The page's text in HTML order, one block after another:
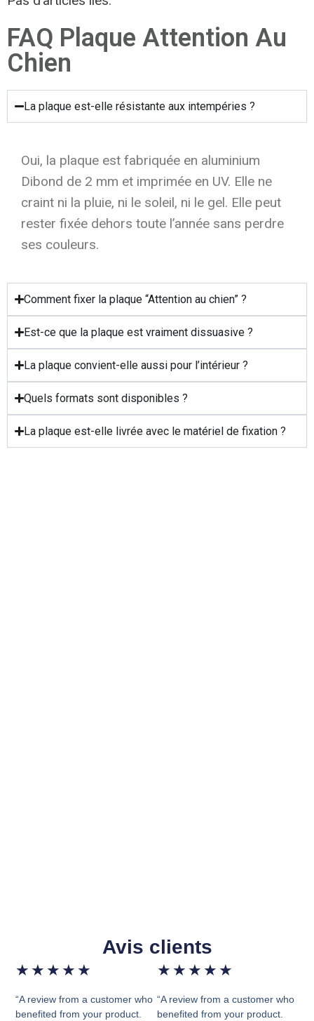
FAQ Plaque Attention Au
Chien
La plaque est-elle résistante aux intempéries ?
Oui, la plaque est fabriquée en aluminium
Dibond de 2 mm et imprimée en UV. Elle ne
craint ni la pluie, ni le soleil, ni le gel. Elle peut
rester fixée dehors toute l’année sans perdre
ses couleurs.
Comment fixer la plaque “Attention au chien” ?
Est-ce que la plaque est vraiment dissuasive ?
La plaque convient-elle aussi pour l’intérieur ?
Quels formats sont disponibles ?
La plaque est-elle livrée avec le matériel de fixation ?
Avis clients
★ ★ ★ ★ ★
“A review from a customer who
benefited from your product.
★ ★ ★ ★ ★
“A review from a customer who
benefited from your product.